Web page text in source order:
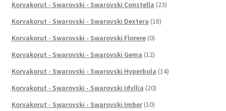
Korvakorut - Swarovski - Swarovski Constella (23)
Korvakorut - Swarovski - Swarovski Dextera (18)
Korvakorut - Swarovski - Swarovski Florere (0)
Korvakorut - Swarovski - Swarovski Gema (12)
Korvakorut - Swarovski - Swarovski Hyperbola (14)
Korvakorut - Swarovski - Swarovski Idyllia (20)
Korvakorut - Swarovski - Swarovski Imber (10)